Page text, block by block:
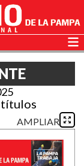
títulos
AMPLIAR